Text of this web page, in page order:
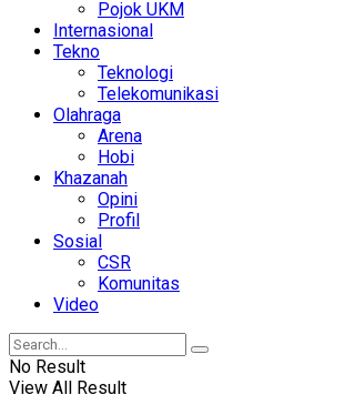
Pojok UKM
Internasional
Tekno
Teknologi
Telekomunikasi
Olahraga
Arena
Hobi
Khazanah
Opini
Profil
Sosial
CSR
Komunitas
Video
No Result
View All Result